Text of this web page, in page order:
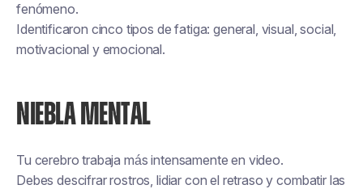
fenómeno.
Identificaron cinco tipos de fatiga: general, visual, social,
motivacional y emocional.
NIEBLA MENTAL
Tu cerebro trabaja más intensamente en video.
Debes descifrar rostros, lidiar con el retraso y combatir las